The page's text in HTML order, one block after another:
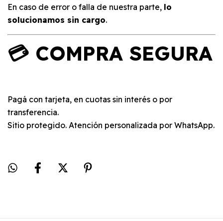
En caso de error o falla de nuestra parte, lo
solucionamos sin cargo.
💳 COMPRA SEGURA
Pagá con tarjeta, en cuotas sin interés o por
transferencia.
Sitio protegido. Atención personalizada por WhatsApp.